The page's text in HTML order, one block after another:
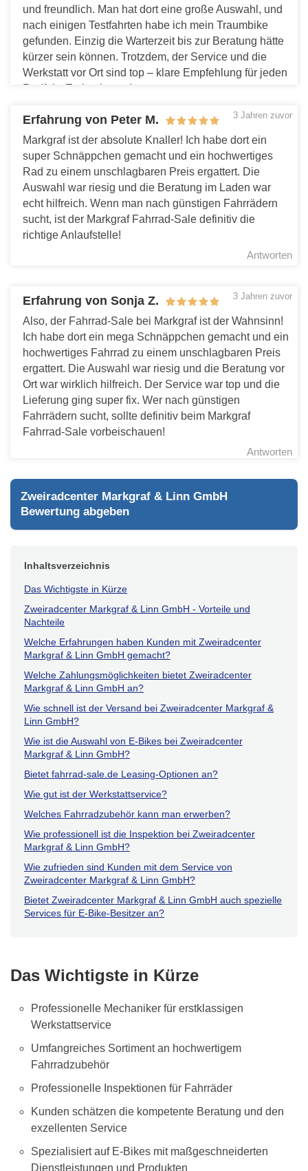
und freundlich. Man hat dort eine große Auswahl, und
nach einigen Testfahrten habe ich mein Traumbike
gefunden. Einzig die Warterzeit bis zur Beratung hätte
kürzer sein können. Trotzdem, der Service und die
Werkstatt vor Ort sind top – klare Empfehlung für jeden
Radfahr-Enthusiasten!
Erfahrung von Peter M. 3 Jahren zuvor
Markgraf ist der absolute Knaller! Ich habe dort ein
super Schnäppchen gemacht und ein hochwertiges
Rad zu einem unschlagbaren Preis ergattert. Die
Auswahl war riesig und die Beratung im Laden war
echt hilfreich. Wenn man nach günstigen Fahrrädern
sucht, ist der Markgraf Fahrrad-Sale definitiv die
richtige Anlaufstelle!
Antworten
Erfahrung von Sonja Z. 3 Jahren zuvor
Also, der Fahrrad-Sale bei Markgraf ist der Wahnsinn!
Ich habe dort ein mega Schnäppchen gemacht und ein
hochwertiges Fahrrad zu einem unschlagbaren Preis
ergattert. Die Auswahl war riesig und die Beratung vor
Ort war wirklich hilfreich. Der Service war top und die
Lieferung ging super fix. Wer nach günstigen
Fahrrädern sucht, sollte definitiv beim Markgraf
Fahrrad-Sale vorbeischauen!
Antworten
Zweiradcenter Markgraf & Linn GmbH
Bewertung abgeben
Inhaltsverzeichnis
Das Wichtigste in Kürze
Zweiradcenter Markgraf & Linn GmbH - Vorteile und
Nachteile
Welche Erfahrungen haben Kunden mit Zweiradcenter
Markgraf & Linn GmbH gemacht?
Welche Zahlungsmöglichkeiten bietet Zweiradcenter
Markgraf & Linn GmbH an?
Wie schnell ist der Versand bei Zweiradcenter Markgraf &
Linn GmbH?
Wie ist die Auswahl von E-Bikes bei Zweiradcenter
Markgraf & Linn GmbH?
Bietet fahrrad-sale.de Leasing-Optionen an?
Wie gut ist der Werkstattservice?
Welches Fahrradzubehör kann man erwerben?
Wie professionell ist die Inspektion bei Zweiradcenter
Markgraf & Linn GmbH?
Wie zufrieden sind Kunden mit dem Service von
Zweiradcenter Markgraf & Linn GmbH?
Bietet Zweiradcenter Markgraf & Linn GmbH auch spezielle
Services für E-Bike-Besitzer an?
Das Wichtigste in Kürze
Professionelle Mechaniker für erstklassigen
Werkstattservice
Umfangreiches Sortiment an hochwertigem
Fahrradzubehör
Professionelle Inspektionen für Fahrräder
Kunden schätzen die kompetente Beratung und den
exzellenten Service
Spezialisiert auf E-Bikes mit maßgeschneiderten
Dienstleistungen und Produkten